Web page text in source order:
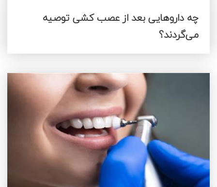
چه داروهایی بعد از عصب کشی توصیه
می‌گردند؟